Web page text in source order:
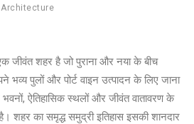
Architecture
एक जीवंत शहर है जो पुराना और नया के बीच
भव्य पुलों और पोर्ट वाइन उत्पादन के लिए जाना
भवनों, ऐतिहासिक स्थलों और जीवंत वातावरण के
शहर का समृद्ध समुद्री इतिहास इसकी शानदार